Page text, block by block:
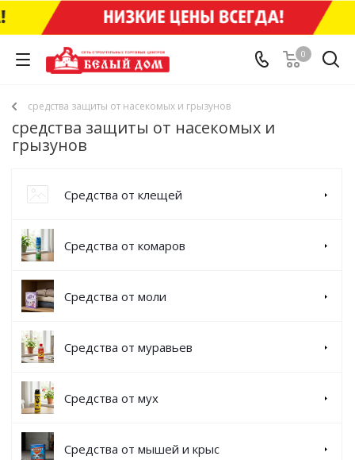
0
средства защиты от насекомых и грызунов
средства защиты от насекомых и
грызунов
Средства от клещей
Средства от комаров
Средства от моли
Средства от муравьев
Средства от мух
Средства от мышей и крыс